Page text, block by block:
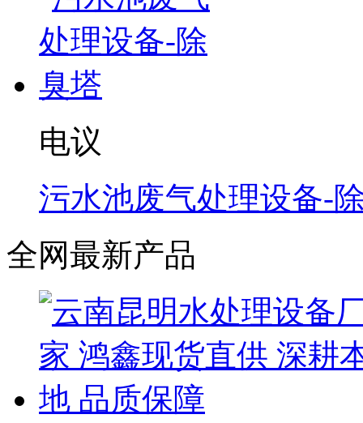
电议
污水池废气处理设备-
全网最新产品